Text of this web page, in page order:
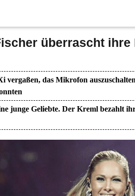
überrascht ihre
vergaßen, das Mikrofon
junge Geliebte. Der Kreml bezahlt